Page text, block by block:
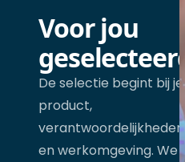
Voor jou
geselecteerd
De selectie begint bij je
product,
verantwoordelijkheden
en werkomgeving. We